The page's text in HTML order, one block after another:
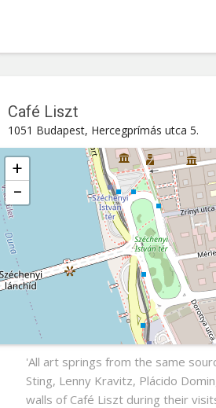
Café Liszt
1051 Budapest, Hercegprímás utca 5.
+
−
Hercegprímás utca 5. , 1051
'All art springs from the same
Sting, Lenny Kravitz, Plácido
walls of Café Liszt during their